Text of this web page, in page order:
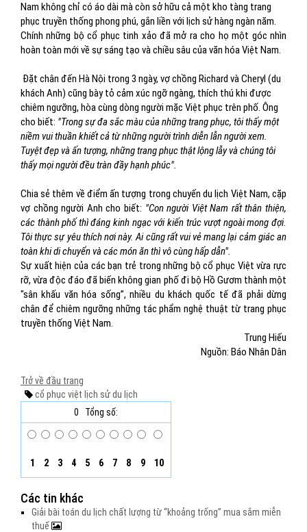
Nam không chỉ có áo dài mà còn sở hữu cả một kho tàng trang
phục truyền thống phong phú, gắn liền với lịch sử hàng ngàn năm.
Chính những bộ cổ phục tinh xảo đã mở ra cho họ một góc nhìn
hoàn toàn mới về sự sáng tạo và chiều sâu của văn hóa Việt Nam.
Đặt chân đến Hà Nội trong 3 ngày, vợ chồng Richard và Cheryl (du
khách Anh) cũng bày tỏ cảm xúc ngỡ ngàng, thích thú khi được
chiêm ngưỡng, hòa cùng dòng người mặc Việt phục trên phố. Ông
cho biết: "Trong sự đa sắc màu của những trang phục, tôi thấy một
niềm vui thuần khiết cả từ những người trình diễn lẫn người xem.
Tuyệt đẹp và ấn tượng, những trang phục thật lộng lẫy và chúng tôi
thấy mọi người đều tràn đầy hạnh phúc".
Chia sẻ thêm về điểm ấn tượng trong chuyến du lịch Việt Nam, cặp
vợ chồng người Anh cho biết: "Con người Việt Nam rất thân thiện,
các thành phố thì đáng kinh ngạc với kiến trúc vượt ngoài mong đợi.
Tôi thực sự yêu thích nơi này. Ai cũng rất vui vẻ mang lại cảm giác an
toàn khi di chuyển và các món ăn thì vô cùng hấp dẫn".
Sự xuất hiện của các bạn trẻ trong những bộ cổ phục Việt vừa rực
rỡ, vừa độc đáo đã biến không gian phố đi bộ Hồ Gươm thành một
"sân khấu văn hóa sống”, nhiều du khách quốc tế đã phải dừng
chân để chiêm ngưỡng những tác phẩm nghệ thuật từ trang phục
truyền thống Việt Nam.
Trung Hiếu
Nguồn: Báo Nhân Dân
Trở về đầu trang
cổ phục việt lịch sửdu lịch
0
Tổng số:
1 2 3 4 5 6 7 8 9 10
Các tin khác
Giải bài toán du lịch chất lượng từ “khoảng trống” mua sắm miễn
thuế